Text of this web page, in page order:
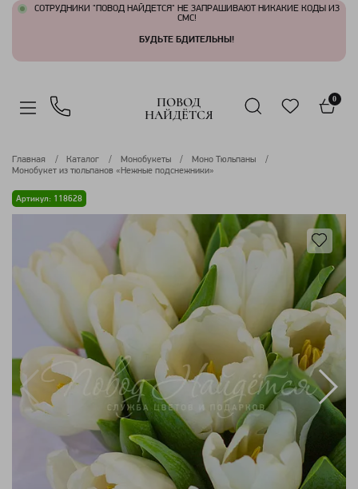
СОТРУДНИКИ "ПОВОД НАЙДЕТСЯ" НЕ ЗАПРАШИВАЮТ НИКАКИЕ КОДЫ ИЗ
СМС!
БУДЬТЕ БДИТЕЛЬНЫ!
ПОВОД
НАЙДЁТСЯ
0
Главная Каталог Монобукеты
Моно Тюльпаны
Монобукет из тюльпанов «Нежные подснежники»
Артикул: 118628